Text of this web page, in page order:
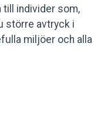
till individer som,
större avtryck i
miljöer och alla